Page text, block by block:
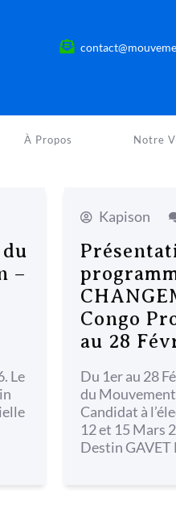
À Propos Notre
–
Le
Kapison
Congo
au 28
Du 1er au 28
du
Candidat à
12 et 15 Mars
Destin GAVET